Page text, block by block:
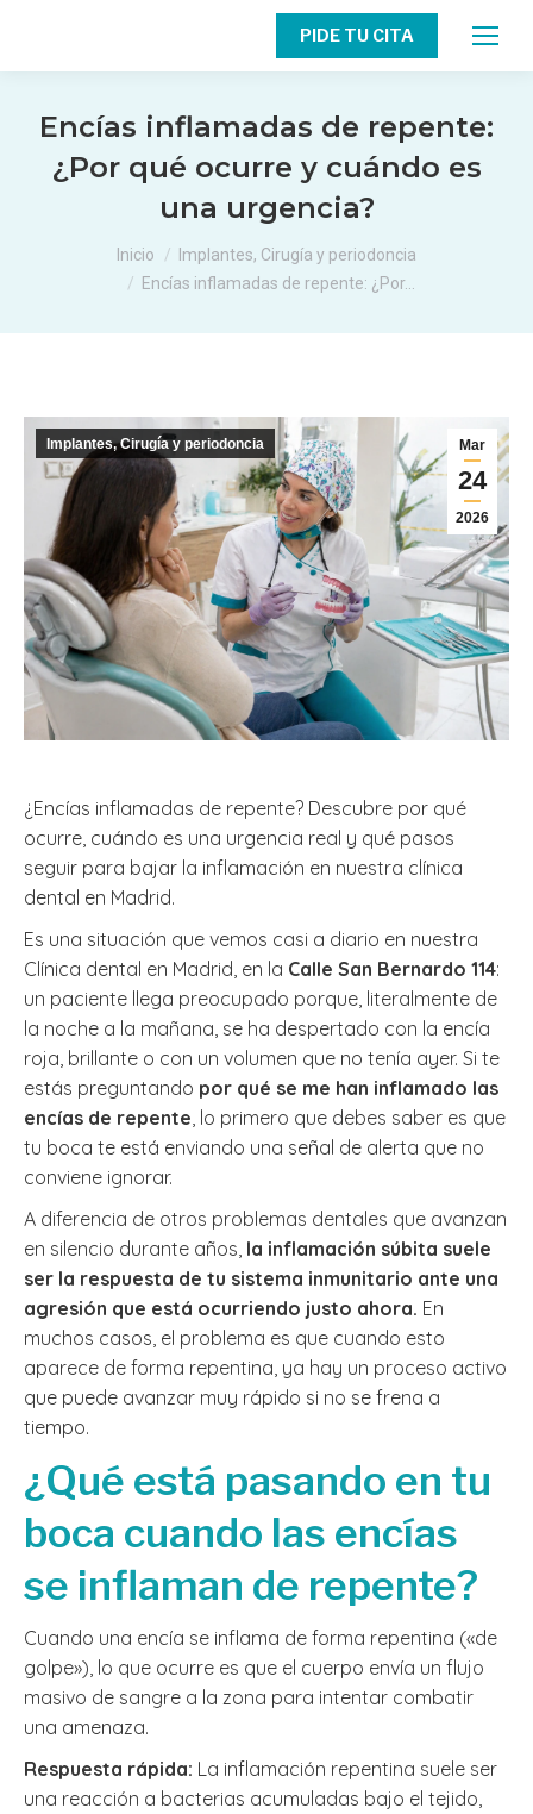
PIDE TU CITA
Encías inflamadas de repente:
¿Por qué ocurre y cuándo es
una urgencia?
Estás aquí:Inicio
Implantes, Cirugía y periodoncia
Encías inflamadas de repente: ¿Por…
Mar
24
2026
Implantes, Cirugía y periodoncia
¿Encías inflamadas de repente? Descubre por qué
ocurre, cuándo es una urgencia real y qué pasos
seguir para bajar la inflamación en nuestra clínica
dental en Madrid.
Es una situación que vemos casi a diario en nuestra
Clínica dental en Madrid, en la Calle San Bernardo 114:
un paciente llega preocupado porque, literalmente de
la noche a la mañana, se ha despertado con la encía
roja, brillante o con un volumen que no tenía ayer. Si te
estás preguntando por qué se me han inflamado las
encías de repente , lo primero que debes saber es que
tu boca te está enviando una señal de alerta que no
conviene ignorar.
A diferencia de otros problemas dentales que avanzan
en silencio durante años, la inflamación súbita suele
ser la respuesta de tu sistema inmunitario ante una
agresión que está ocurriendo justo ahora. En
muchos casos, el problema es que cuando esto
aparece de forma repentina, ya hay un proceso activo
que puede avanzar muy rápido si no se frena a
tiempo.
¿Qué está pasando en tu
boca cuando las encías
se inflaman de repente?
Cuando una encía se inflama de forma repentina («de
golpe»), lo que ocurre es que el cuerpo envía un flujo
masivo de sangre a la zona para intentar combatir
una amenaza.
Respuesta rápida: La inflamación repentina suele ser
una reacción a bacterias acumuladas bajo el tejido,